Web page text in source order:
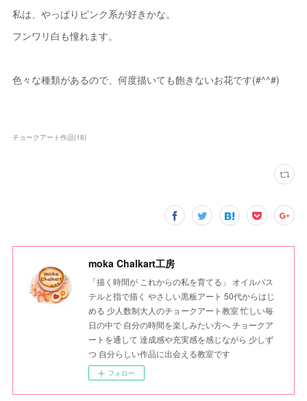
私は、やっぱりピンク系が好きかな。
フンワリ白も憧れます。
色々な種類があるので、何度描いても飽きないお花です(#^^#)
チョークアート作品(18)
moka Chalkart工房
「描く時間が これからの私を育てる」 オイルパス
テルと指で描く やさしい黒板アート 50代からはじ
める 少人数制大人のチョークアート教室 忙しい毎
日の中で 自分の時間を楽しみたい方へ チョークア
ートを通して 達成感や充実感を感じながら 少しず
つ 自分らしい作品に出会える教室です
フォロー